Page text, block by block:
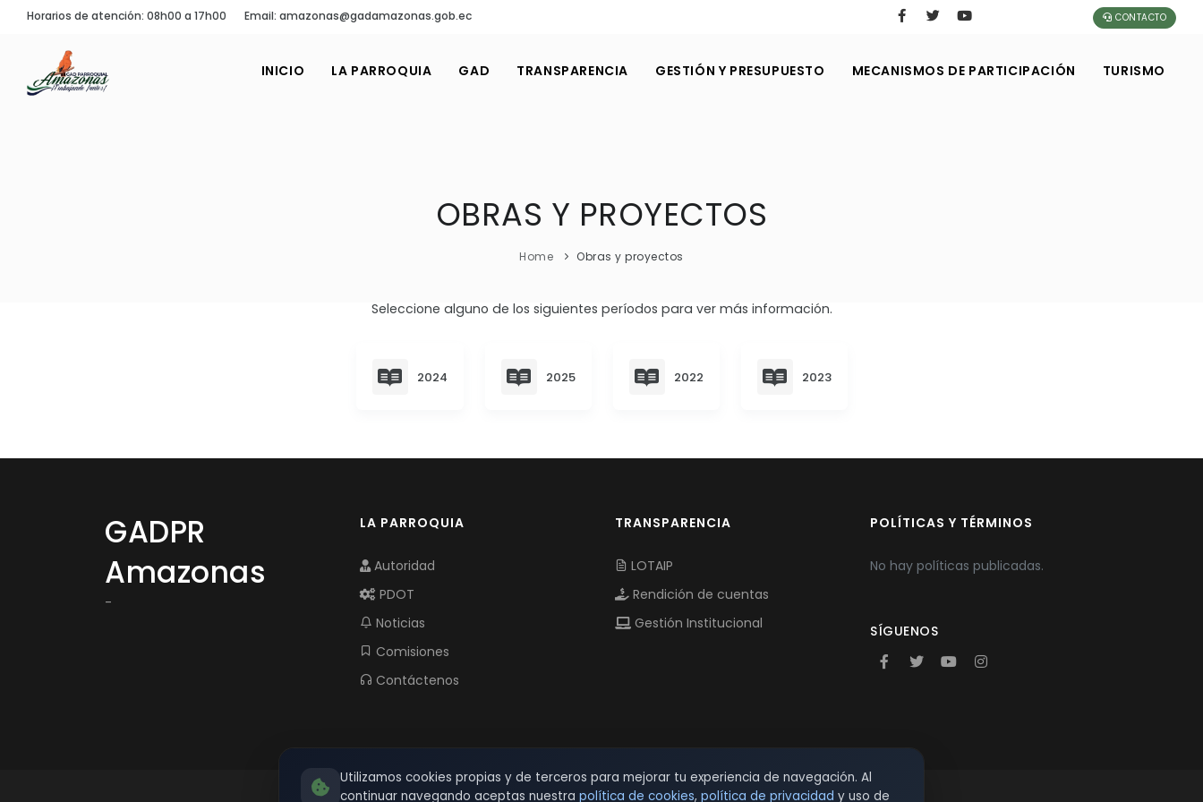
Horarios de atención: 08h00 a 17h00 Email: amazonas@gadamazonas.gob.ec CONTACTO
INICIO LA PARROQUIA GAD TRANSPARENCIA GESTIÓN Y PRESUPUESTO MECANISMOS DE PARTICIPACIÓN TURISMO
OBRAS Y PROYECTOS
Home Obras y proyectos
Seleccione alguno de los siguientes períodos para ver más información.
2024 2025 2022 2023
GADPR
Amazonas
-
LA PARROQUIA
Autoridad
PDOT
Noticias
Comisiones
Contáctenos
TRANSPARENCIA
LOTAIP
Rendición de cuentas
Gestión Institucional
POLÍTICAS Y TÉRMINOS
No hay políticas publicadas.
SÍGUENOS
Utilizamos cookies propias y de terceros para mejorar tu experiencia de navegación. Al
continuar navegando aceptas nuestra política de cookies, política de privacidad y uso de